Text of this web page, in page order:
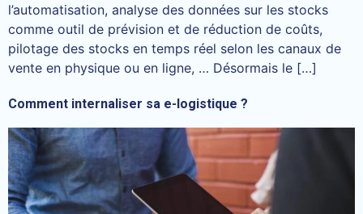
l’automatisation, analyse des données sur les stocks
comme outil de prévision et de réduction de coûts,
pilotage des stocks en temps réel selon les canaux de
vente en physique ou en ligne, … Désormais le […]
Comment internaliser sa e-logistique ?